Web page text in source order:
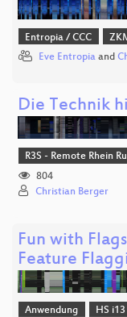
Entropia / CCC
Eve Entropia and
Die Technik
R3S - Remote Rhein
804
Christian Berger
Fun with
Feature
Anwendung HS i13